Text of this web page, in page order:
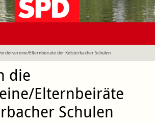
Elternbeiräte der Kelsterbacher Schulen
die
Elternbeiräte
Schulen